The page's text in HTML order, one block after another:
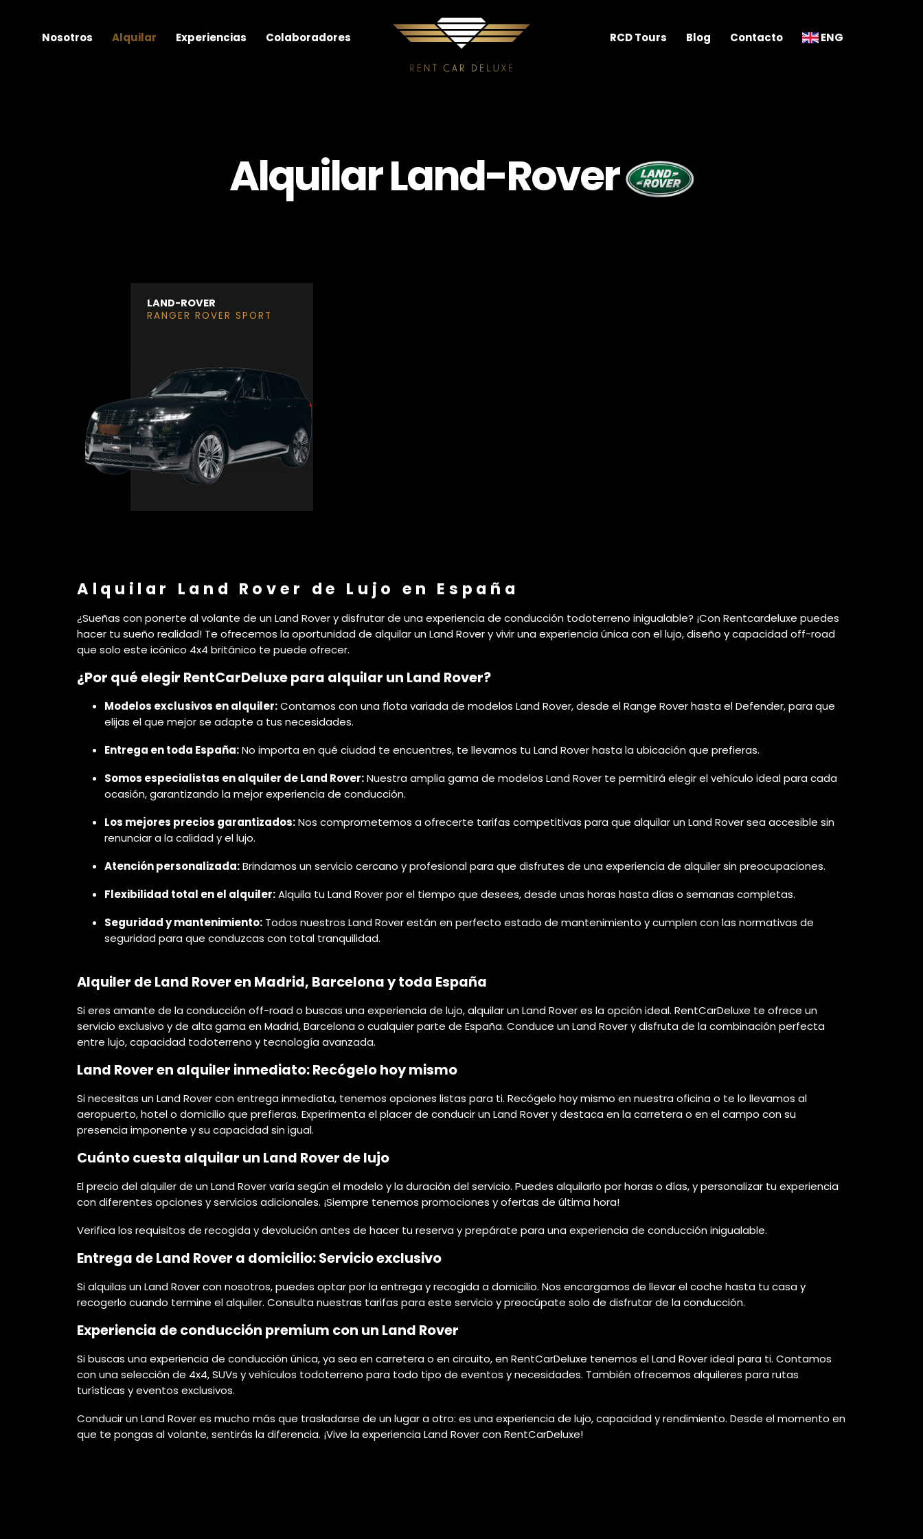
Nosotros Alquilar Experiencias Colaboradores RCD Tours Blog Contacto ENG
Alquilar Land-Rover
LAND-ROVER
RANGER ROVER SPORT
Alquilar Land Rover de Lujo en España
¿Sueñas con ponerte al volante de un Land Rover y disfrutar de una experiencia de conducción todoterreno inigualable? ¡Con Rentcardeluxe puedes
hacer tu sueño realidad! Te ofrecemos la oportunidad de alquilar un Land Rover y vivir una experiencia única con el lujo, diseño y capacidad off-road
que solo este icónico 4x4 británico te puede ofrecer.
¿Por qué elegir RentCarDeluxe para alquilar un Land Rover?
Modelos exclusivos en alquiler:Contamos con una flota variada de modelos Land Rover, desde el Range Rover hasta el Defender, para que
elijas el que mejor se adapte a tus necesidades.
Entrega en toda España:No importa en qué ciudad te encuentres, te llevamos tu Land Rover hasta la ubicación que prefieras.
Somos especialistas en alquiler de Land Rover:Nuestra amplia gama de modelos Land Rover te permitirá elegir el vehículo ideal para cada
ocasión, garantizando la mejor experiencia de conducción.
Los mejores precios garantizados:Nos comprometemos a ofrecerte tarifas competitivas para que alquilar un Land Rover sea accesible sin
renunciar a la calidad y el lujo.
Atención personalizada:Brindamos un servicio cercano y profesional para que disfrutes de una experiencia de alquiler sin preocupaciones.
Flexibilidad total en el alquiler:Alquila tu Land Rover por el tiempo que desees, desde unas horas hasta días o semanas completas.
Seguridad y mantenimiento: Todos nuestros Land Rover están en perfecto estado de mantenimiento y cumplen con las normativas de
seguridad para que conduzcas con total tranquilidad.
Alquiler de Land Rover en Madrid, Barcelona y toda España
Si eres amante de la conducción off-road o buscas una experiencia de lujo, alquilar un Land Rover es la opción ideal. RentCarDeluxe te ofrece un
servicio exclusivo y de alta gama en Madrid, Barcelona o cualquier parte de España. Conduce un Land Rover y disfruta de la combinación perfecta
entre lujo, capacidad todoterreno y tecnología avanzada.
Land Rover en alquiler inmediato: Recógelo hoy mismo
Si necesitas un Land Rover con entrega inmediata, tenemos opciones listas para ti. Recógelo hoy mismo en nuestra oficina o te lo llevamos al
aeropuerto, hotel o domicilio que prefieras. Experimenta el placer de conducir un Land Rover y destaca en la carretera o en el campo con su
presencia imponente y su capacidad sin igual.
Cuánto cuesta alquilar un Land Rover de lujo
El precio del alquiler de un Land Rover varía según el modelo y la duración del servicio. Puedes alquilarlo por horas o días, y personalizar tu experiencia
con diferentes opciones y servicios adicionales. ¡Siempre tenemos promociones y ofertas de última hora!
Verifica los requisitos de recogida y devolución antes de hacer tu reserva y prepárate para una experiencia de conducción inigualable.
Entrega de Land Rover a domicilio: Servicio exclusivo
Si alquilas un Land Rover con nosotros, puedes optar por la entrega y recogida a domicilio. Nos encargamos de llevar el coche hasta tu casa y
recogerlo cuando termine el alquiler. Consulta nuestras tarifas para este servicio y preocúpate solo de disfrutar de la conducción.
Experiencia de conducción premium con un Land Rover
Si buscas una experiencia de conducción única, ya sea en carretera o en circuito, en RentCarDeluxe tenemos el Land Rover ideal para ti. Contamos
con una selección de 4x4, SUVs y vehículos todoterreno para todo tipo de eventos y necesidades. También ofrecemos alquileres para rutas
turísticas y eventos exclusivos.
Conducir un Land Rover es mucho más que trasladarse de un lugar a otro: es una experiencia de lujo, capacidad y rendimiento. Desde el momento en
que te pongas al volante, sentirás la diferencia. ¡Vive la experiencia Land Rover con RentCarDeluxe!